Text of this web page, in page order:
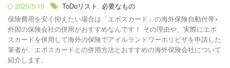
2025/5/15 ToDoリスト , 必要なもの
保険費用を安く抑えたい場合は「エポスカード」の海外保険自動付帯×
外国の保険会社の併用がおすすめなんです！ その理由や、実際にエポ
スカードを併用して海外の保険でアイルランドワーホリビザを申請した
筆者が、エポスカードとの併用方法とおすすめの海外保険会社について
紹介します。